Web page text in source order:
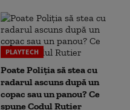
PLAYTECH
Poate Poliția să stea cu
radarul ascuns după un
copac sau un panou? Ce
spune Codul Rutier